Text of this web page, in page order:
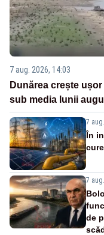
7 aug. 2026, 14:03
Dunărea crește
sub media lunii
7
În
7
de